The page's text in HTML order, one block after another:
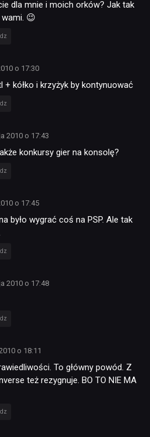
dla mnie i moich orków? Jak tak
😉
o 17:30
+ kółko i krzyżyk by kontynuować
2010 o 17:43
konkursy gier na konsolę?
o 17:45
było wygrać coś na PSP. Ale tak
2010 o 17:48
o 18:11
To główny powód. Z
też rezygnuje. BO TO NIE MA